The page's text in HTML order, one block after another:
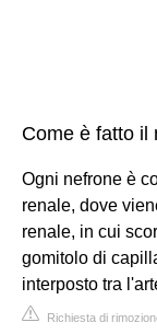
Come è fatto il
Ogni nefrone è
renale, dove
renale, in cui
gomitolo di
interposto tra
Richiesta di